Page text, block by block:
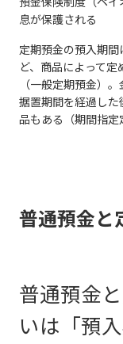
息が保護される
定期預金の預入期間
ど、商品によって
（一般定期預金）
据置期間を経過し
品もある（期間指定
普通預金と
普通預金
いは「預